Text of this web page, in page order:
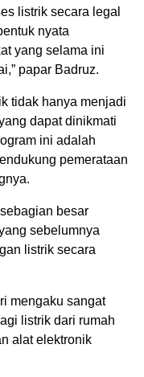
listrik secara legal
nyata
yang selama ini
papar Badruz.
tidak hanya menjadi
dapat dinikmati
ini adalah
pemerataan
besar
sebelumnya
listrik secara
mengaku sangat
listrik dari rumah
alat elektronik